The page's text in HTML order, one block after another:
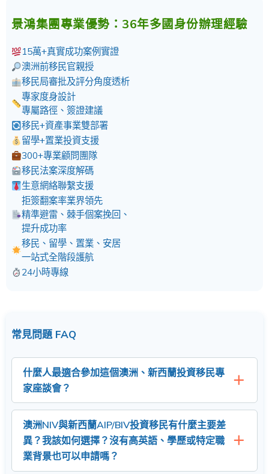
景鴻集團專業優勢：36年多國身份辦理經驗
15萬+真實成功案例實證
澳洲前移民官親授
移民局審批及評分角度透析
專家度身設計
專屬路徑、簽證建議
移民+資產事業雙部署
留學+置業投資支援
300+專業顧問團隊
移民法案深度解碼
生意網絡聯繫支援
拒簽翻案率業界領先
精準避雷、棘手個案挽回、
提升成功率
移民、留學、置業、安居
一站式全階段護航
24小時專線
常見問題 FAQ
什麼人最適合參加這個澳洲、新西蘭投資移民專
家座談會？
澳洲NIV與新西蘭AIP/BIV投資移民有什麼主要差
異？我該如何選擇？沒有高英語、學歷或特定職
業背景也可以申請嗎？